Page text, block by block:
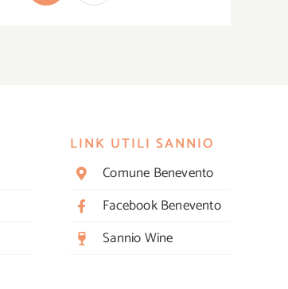
LINK UTILI SANNIO
Comune Benevento
Facebook Benevento
Sannio Wine